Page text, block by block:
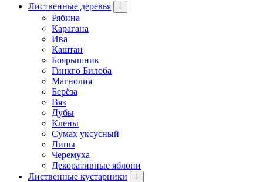
Лиственные деревья
Рябина
Карагана
Ива
Каштан
Боярышник
Гинкго Билоба
Магнолия
Берёза
Вяз
Дубы
Клены
Сумах уксусный
Липы
Черемуха
Декоративные яблони
Лиственные кустарники